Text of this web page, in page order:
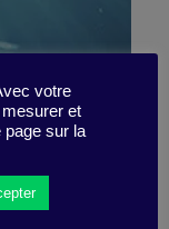
votre
et
page sur la